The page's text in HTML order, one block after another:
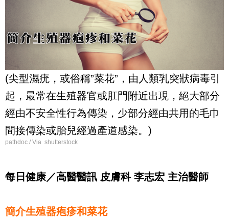
(尖型濕疣，或俗稱”菜花”，由人類乳突狀病毒引
起，最常在生殖器官或肛門附近出現，絕大部分
經由不安全性行為傳染，少部分經由共用的毛巾
間接傳染或胎兒經過產道感染。)
pathdoc / Via shutterstock
每日健康／高醫醫訊 皮膚科 李志宏 主治醫師
簡介生殖器疱疹和菜花